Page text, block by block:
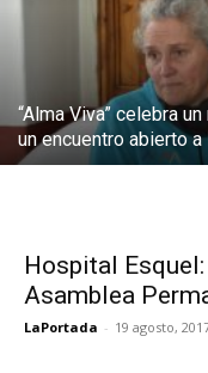
“Alma Viva” celebra
un encuentro abierto
Hospital
Asamblea
LaPortada - 19 agosto,